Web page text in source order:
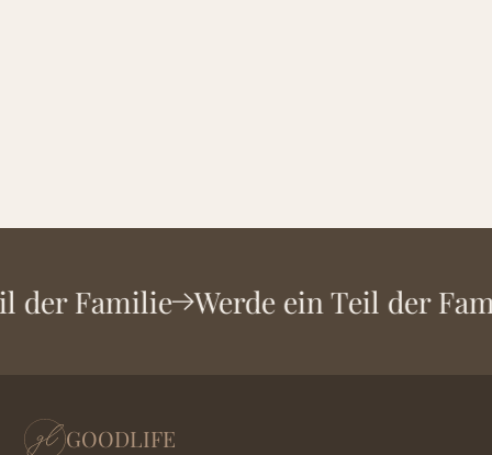
der Familie Werde ein Teil der
GOODLIFE